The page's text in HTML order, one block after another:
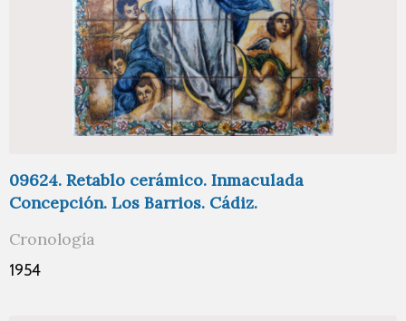
09624. Retablo cerámico. Inmaculada
Concepción. Los Barrios. Cádiz.
Cronología
1954